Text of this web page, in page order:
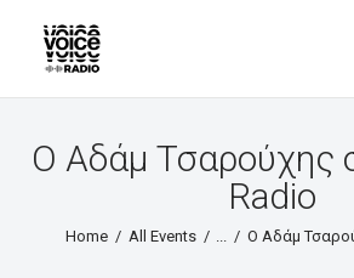
Ο Αδάμ Τσαρούχης
Radio
Home All Events Ο Αδάμ